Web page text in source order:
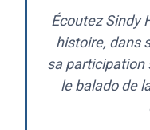
Écoutez Sindy
histoire, dans
sa participation
le balado de